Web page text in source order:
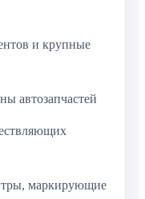
и крупные
автозапчастей
маркирующие